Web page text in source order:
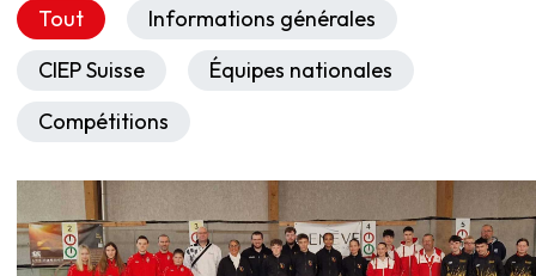
Tout
Informations générales
CIEP Suisse
Équipes nationales
Compétitions